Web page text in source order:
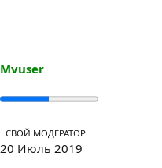
Mvuser
СВОЙ МОДЕРАТОР
20 Июль 2019